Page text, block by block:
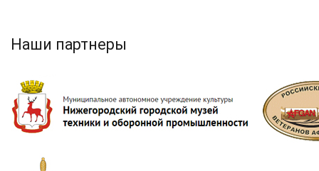
Наши партнеры